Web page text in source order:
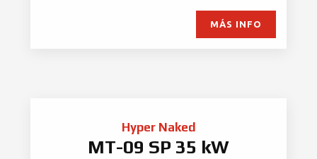
MÁS INFO
Hyper Naked
MT-09 SP 35 kW